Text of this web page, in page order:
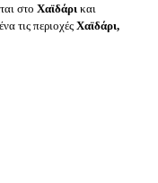
στο Χαϊδάρι και
τις περιοχέςΧαϊδάρι,